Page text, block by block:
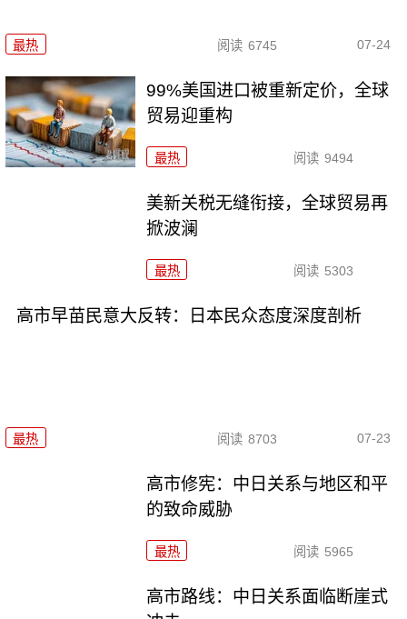
最热 阅读 6745 07-24
99%美国进口被重新定价，全球
贸易迎重构
最热 阅读 9494
美新关税无缝衔接，全球贸易再
掀波澜
最热 阅读 5303
高市早苗民意大反转：日本民众态度深度剖析
最热 阅读 8703 07-23
高市修宪：中日关系与地区和平
的致命威胁
最热 阅读 5965
高市路线：中日关系面临断崖式